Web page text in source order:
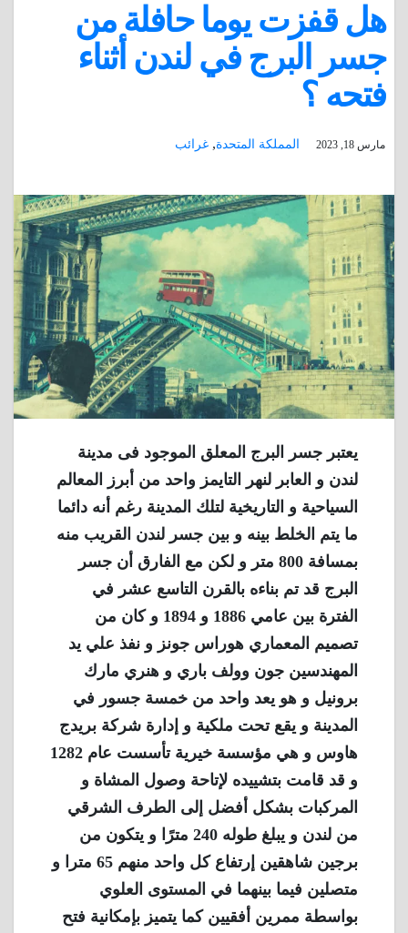
هل قفزت يوما حافلة من
جسر البرج في لندن أثناء
فتحه ؟
مارس 18, 2023 المملكة المتحدة, غرائب
يعتبر جسر البرج المعلق الموجود فى مدينة
لندن و العابر لنهر التايمز واحد من أبرز المعالم
السياحية و التاريخية لتلك المدينة رغم أنه دائما
ما يتم الخلط بينه و بين جسر لندن القريب منه
بمسافة 800 متر و لكن مع الفارق أن جسر
البرج قد تم بناءه بالقرن التاسع عشر في
الفترة بين عامي 1886 و 1894 و كان من
تصميم المعماري هوراس جونز و نفذ علي يد
المهندسين جون وولف باري و هنري مارك
برونيل و هو يعد واحد من خمسة جسور في
المدينة و يقع تحت ملكية و إدارة شركة بريدج
هاوس و هي مؤسسة خيرية تأسست عام 1282
و قد قامت بتشييده لإتاحة وصول المشاة و
المركبات بشكل أفضل إلى الطرف الشرقي
من لندن و يبلغ طوله 240 مترًا و يتكون من
برجين شاهقين إرتفاع كل واحد منهم 65 مترا و
متصلين فيما بينهما في المستوى العلوي
بواسطة ممرين أفقيين كما يتميز بإمكانية فتح